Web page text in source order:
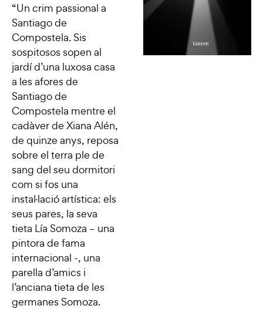
“Un crim passional a
Santiago de
Compostela. Sis
sospitosos sopen al
jardí d’una luxosa casa
a les afores de
Santiago de
Compostela mentre el
cadàver de Xiana Alén,
de quinze anys, reposa
sobre el terra ple de
sang del seu dormitori
com si fos una
instal·lació artística: els
seus pares, la seva
tieta Lía Somoza – una
pintora de fama
internacional -, una
parella d’amics i
l’anciana tieta de les
germanes Somoza.